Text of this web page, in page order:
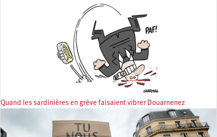
Quand les sardinières en grève faisaient vibrer Douarnenez